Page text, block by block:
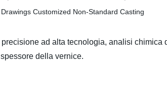
ad alta tecnologia, analisi
della vernice.